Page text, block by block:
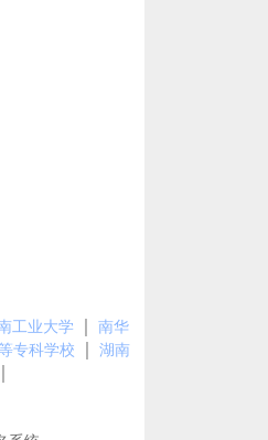
工业大学
南华
专科学校
湖南